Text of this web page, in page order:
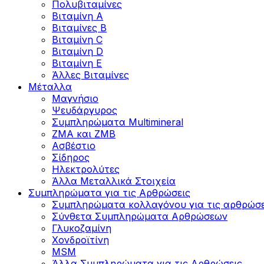
Πολυβιταμίνες
Βιταμίνη Α
Βιταμίνες Β
Βιταμίνη C
Βιταμίνη D
Βιταμίνη Ε
Άλλες Βιταμίνες
Μέταλλα
Μαγνήσιο
Ψευδάργυρος
Συμπληρώματα Multimineral
ZMA και ZMB
Ασβέστιο
Σίδηρος
Ηλεκτρολύτες
Άλλα Mεταλλικά Στοιχεία
Συμπληρώματα για τις Αρθρώσεις
Συμπληρώματα κολλαγόνου για τις
Σύνθετα Συμπληρώματα Αρθρώσεων
Γλυκοζαμίνη
Χονδροϊτίνη
MSM